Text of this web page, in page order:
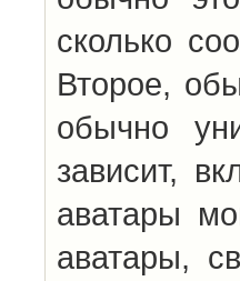
сколько
Второе,
обычно
зависит,
аватары
аватары,